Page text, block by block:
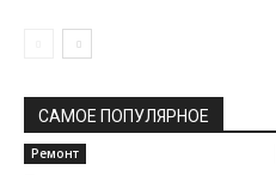
САМОЕ ПОПУЛЯРНОЕ
Ремонт